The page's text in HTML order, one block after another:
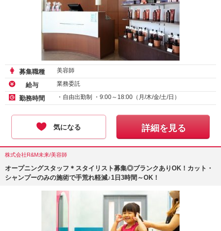
募集職種 美容師
給与 業務委託
勤務時間 ・自由出勤制 ・9:00～18:00（月/木/金/土/日）
気になる 詳細を見る
株式会社R&M未来/美容師
オープニングスタッフ＊スタイリスト募集◎ブランクありOK！カット・
シャンプーのみの施術で手荒れ軽減♪1日3時間～OK！